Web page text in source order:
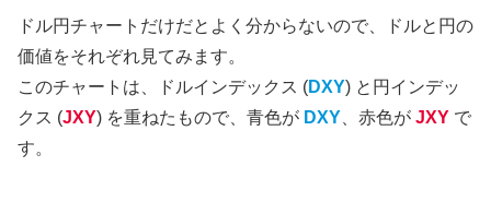
ドル円チャートだけだとよく分からないので、ドルと円の
価値をそれぞれ見てみます。
このチャートは、ドルインデックス (DXY) と円インデッ
クス (JXY) を重ねたもので、青色が DXY 、赤色が JXY で
す。